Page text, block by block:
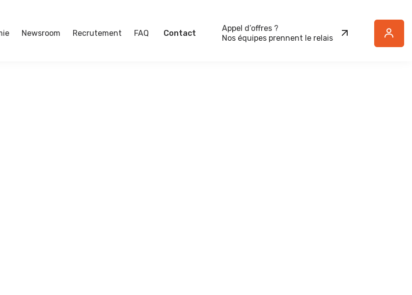
Newsroom Recrutement FAQ Contact
Appel d’offres ?
Nos équipes prennent le relais
Button